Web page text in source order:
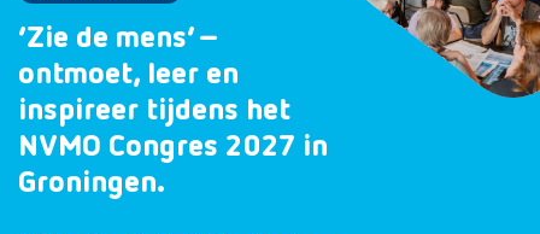
‘Zie de mens’ –
ontmoet, leer en
inspireer tijdens het
NVMO Congres 2027 in
Groningen.